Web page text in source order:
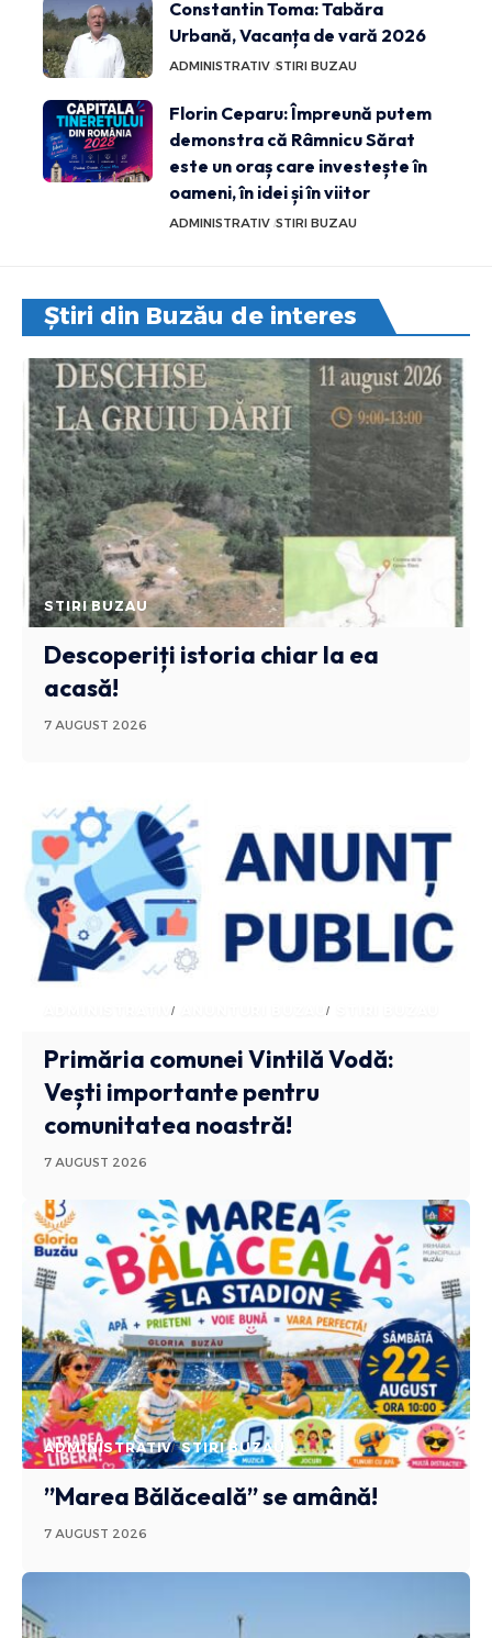
Constantin Toma: Tabăra
Urbană, Vacanța de vară 2026
ADMINISTRATIV STIRI BUZAU
Florin Ceparu: Împreună putem
demonstra că Râmnicu Sărat
este un oraș care investește în
oameni, în idei și în viitor
ADMINISTRATIV STIRI BUZAU
Știri din Buzău de interes
STIRI BUZAU
Descoperiți istoria chiar la ea
acasă!
7 AUGUST 2026
ADMINISTRATIV ANUNTURI BUZAU
Primăria comunei Vintilă Vodă:
Vești importante pentru
comunitatea noastră!
7 AUGUST 2026
ADMINISTRATIV STIRI BUZAU
”Marea Bălăceală” se amână!
7 AUGUST 2026